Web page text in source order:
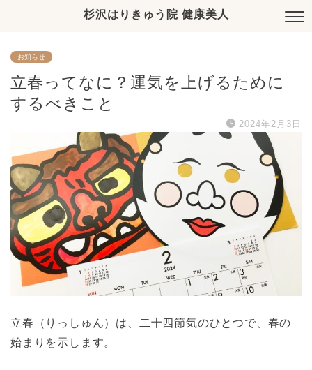
杉沢はりきゅう院 健康美人
お知らせ
立春ってなに？運気を上げるために
するべきこと
2024年2月3日
立春（りっしゅん）は、二十四節気のひとつで、春の
始まりを示します。